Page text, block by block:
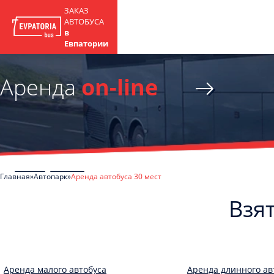
ЗАКАЗ
АВТОБУСА
в
Евпатории
Арендаon-line
Главная Автопарк Аренда автобуса 30 мест
Аренда малого автобуса Аренда длинного